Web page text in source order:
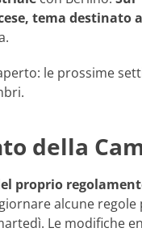
tema destinato
le prossime
della
proprio
alcune
Le modifiche